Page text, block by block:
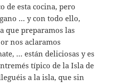
de esta cocina, pero
… y con todo ello,
que preparamos las
nos aclaramos
… están deliciosas y es
típico de la Isla de
a la isla, que sin